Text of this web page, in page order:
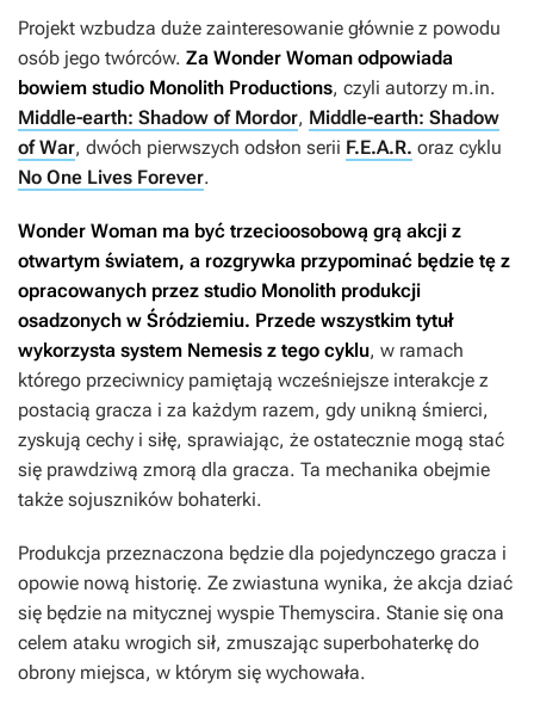
Projekt wzbudza duże zainteresowanie głównie z powodu
osób jego twórców. Za Wonder Woman odpowiada
bowiem studio Monolith Productions, czyli autorzy m.in.
Middle-earth: Shadow of Mordor, Middle-earth: Shadow
of War, dwóch pierwszych odsłon serii F.E.A.R. oraz cyklu
No One Lives Forever.
Wonder Woman ma być trzecioosobową grą akcji z
otwartym światem, a rozgrywka przypominać będzie tę z
opracowanych przez studio Monolith produkcji
osadzonych w Śródziemiu. Przede wszystkim tytuł
wykorzysta system Nemesis z tego cyklu, w ramach
którego przeciwnicy pamiętają wcześniejsze interakcje z
postacią gracza i za każdym razem, gdy unikną śmierci,
zyskują cechy i siłę, sprawiając, że ostatecznie mogą stać
się prawdziwą zmorą dla gracza. Ta mechanika obejmie
także sojuszników bohaterki.
Produkcja przeznaczona będzie dla pojedynczego gracza i
opowie nową historię. Ze zwiastuna wynika, że akcja dziać
się będzie na mitycznej wyspie Themyscira. Stanie się ona
celem ataku wrogich sił, zmuszając superbohaterkę do
obrony miejsca, w którym się wychowała.